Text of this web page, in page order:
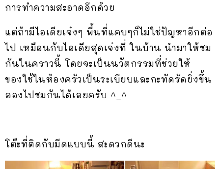
การทำความสะอาดอีกด้วย
แต่ถ้ามีไอเดียเจ๋งๆ พื้นที่แคบๆก็ไม่ใช่ปัญหาอีกต่อ
ไป เหมือนกับไอเดียสุดเจ๋งที่ ในบ้าน นำมาให้ชม
กันในคราวนี้ โดยจะเป็นนวัตกรรมที่ช่วยให้
ของใช้ในห้องครัวเป็นระเบียบและกะทัดรัดยิ่งขึ้น
ลองไปชมกันได้เลยครับ ^_^
โต๊ะที่ติดกับมีดแบบนี้ สะดวกดีนะ